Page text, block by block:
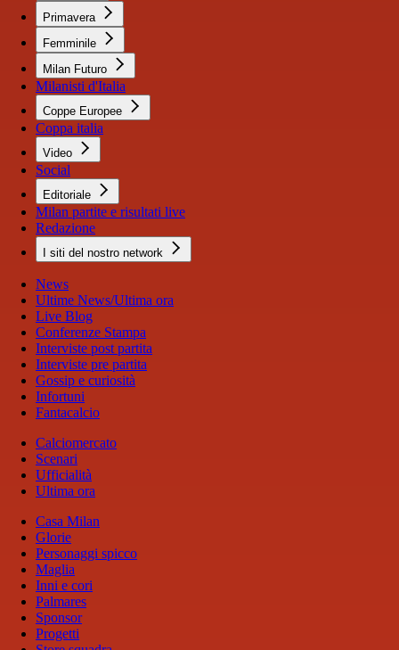
Primavera
Femminile
Milan Futuro
Milanisti d'Italia
Coppe Europee
Coppa italia
Video
Social
Editoriale
Milan partite e risultati live
Redazione
I siti del nostro network
News
Ultime News/Ultima ora
Live Blog
Conferenze Stampa
Interviste post partita
Interviste pre partita
Gossip e curiosità
Infortuni
Fantacalcio
Calciomercato
Scenari
Ufficialità
Ultima ora
Casa Milan
Glorie
Personaggi spicco
Maglia
Inni e cori
Palmares
Sponsor
Progetti